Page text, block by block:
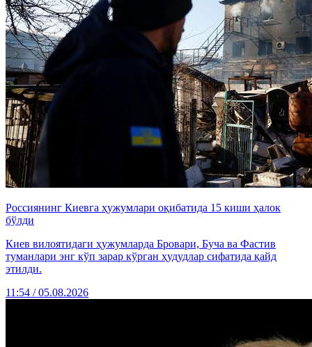
Россиянинг Киевга ҳужумлари оқибатида 15 киши ҳалок
бўлди
Киев вилоятидаги ҳужумларда Бровари, Буча ва Фастив
туманлари энг кўп зарар кўрган ҳудудлар сифатида қайд
этилди.
11:54 / 05.08.2026